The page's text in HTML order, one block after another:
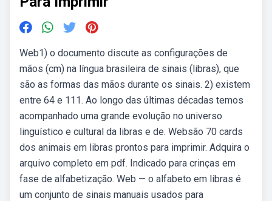
Web1) o documento discute as configurações de
mãos (cm) na língua brasileira de sinais (libras), que
são as formas das mãos durante os sinais. 2) existem
entre 64 e 111. Ao longo das últimas décadas temos
acompanhado uma grande evolução no universo
linguístico e cultural da libras e de. Websão 70 cards
dos animais em libras prontos para imprimir. Adquira o
arquivo completo em pdf. Indicado para crinças em
fase de alfabetização. Web — o alfabeto em libras é
um conjunto de sinais manuais usados para